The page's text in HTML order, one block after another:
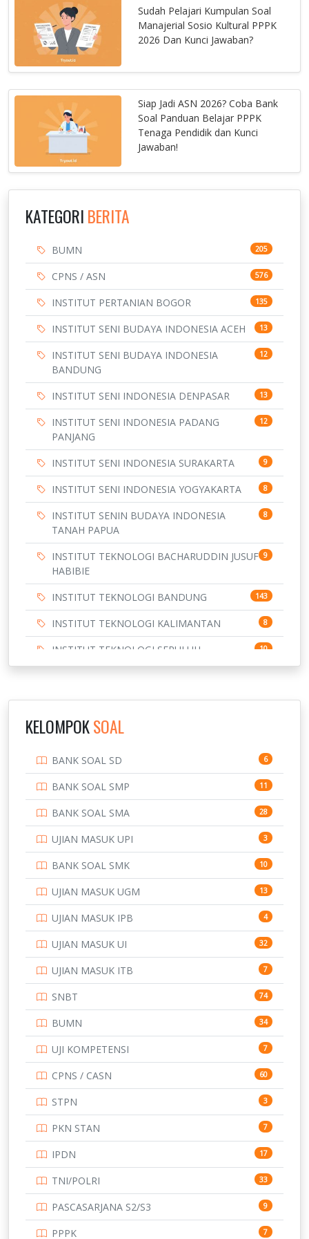
Sudah Pelajari Kumpulan Soal
Manajerial Sosio Kultural PPPK
2026 Dan Kunci Jawaban?
Siap Jadi ASN 2026? Coba Bank
Soal Panduan Belajar PPPK
Tenaga Pendidik dan Kunci
Jawaban!
KATEGORI BERITA
BUMN 205
CPNS / ASN 576
INSTITUT PERTANIAN BOGOR 135
INSTITUT SENI BUDAYA INDONESIA ACEH 13
INSTITUT SENI BUDAYA INDONESIA
BANDUNG
12
INSTITUT SENI INDONESIA DENPASAR 13
INSTITUT SENI INDONESIA PADANG
PANJANG
12
INSTITUT SENI INDONESIA SURAKARTA 9
INSTITUT SENI INDONESIA YOGYAKARTA 8
INSTITUT SENIN BUDAYA INDONESIA
TANAH PAPUA
8
INSTITUT TEKNOLOGI BACHARUDDIN JUSUF
HABIBIE
9
INSTITUT TEKNOLOGI BANDUNG 143
INSTITUT TEKNOLOGI KALIMANTAN 8
INSTITUT TEKNOLOGI SEPULUH
NOVEMBER
10
3
169
7
PTDI STTD 4
133
SMA 146
SMK 231
SMP 134
STIP 2
153
345
UNIVERSITAS AIRLANGGA 15
16
15
15
14
14
UNIVERSITAS CENDRAWASIH 14
KELOMPOKSOAL
BANK SOAL SD 6
BANK SOAL SMP 11
BANK SOAL SMA 28
UJIAN MASUK UPI 3
BANK SOAL SMK 10
UJIAN MASUK UGM 13
UJIAN MASUK IPB 4
UJIAN MASUK UI 32
UJIAN MASUK ITB 7
SNBT 74
BUMN 34
UJI KOMPETENSI 7
CPNS / CASN 60
STPN 3
PKN STAN 7
IPDN 17
TNI/POLRI 33
PASCASARJANA S2/S3 9
PPPK 7